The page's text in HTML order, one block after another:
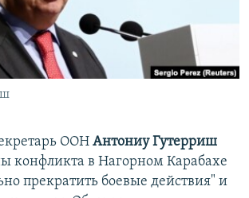
СУДЯТ?
КРЫМА
ООН Антониу Гутерриш
конфликта в Нагорном Карабахе
прекратить боевые действия" и